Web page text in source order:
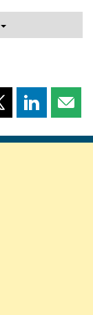
Partager
page page